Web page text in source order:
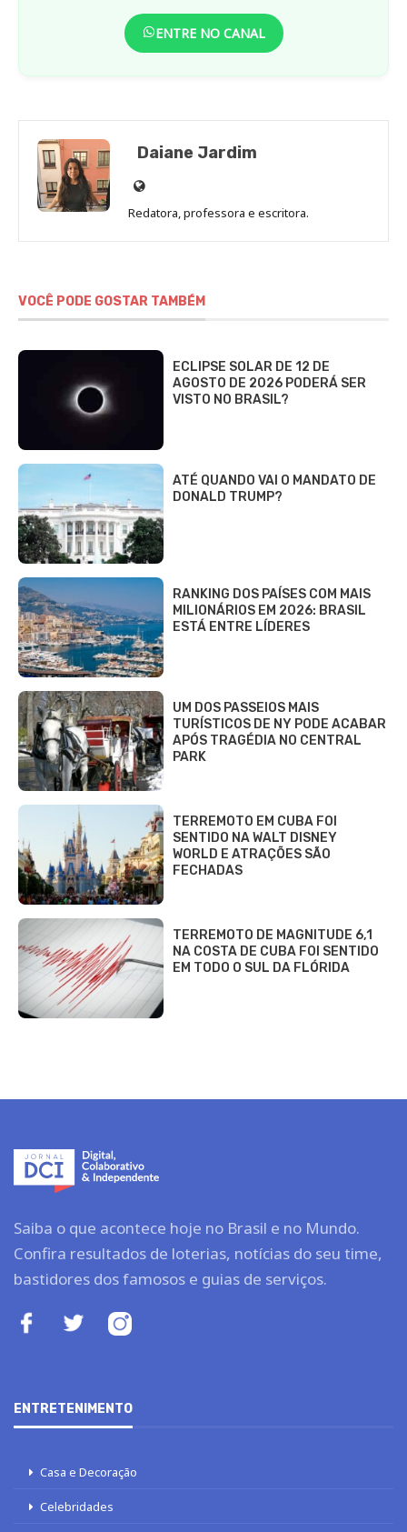
ENTRE NO CANAL
Daiane Jardim
Site
de
Redatora, professora e escritora.
VOCÊ PODE GOSTAR TAMBÉM
ECLIPSE SOLAR DE 12 DE
AGOSTO DE 2026 PODERÁ SER
VISTO NO BRASIL?
ATÉ QUANDO VAI O MANDATO DE
DONALD TRUMP?
RANKING DOS PAÍSES COM MAIS
MILIONÁRIOS EM 2026: BRASIL
ESTÁ ENTRE LÍDERES
UM DOS PASSEIOS MAIS
TURÍSTICOS DE NY PODE ACABAR
APÓS TRAGÉDIA NO CENTRAL
PARK
TERREMOTO EM CUBA FOI
SENTIDO NA WALT DISNEY
WORLD E ATRAÇÕES SÃO
FECHADAS
TERREMOTO DE MAGNITUDE 6,1
NA COSTA DE CUBA FOI SENTIDO
EM TODO O SUL DA FLÓRIDA
Saiba o que acontece hoje no Brasil e no Mundo.
Confira resultados de loterias, notícias do seu time,
bastidores dos famosos e guias de serviços.
ENTRETENIMENTO
Casa e Decoração
Celebridades